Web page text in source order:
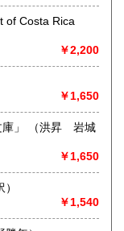
、美術工芸、国
、サブカルチャ
of Costa Rica
￥2,200
￥1,650
岩城
￥1,650
）
￥1,540